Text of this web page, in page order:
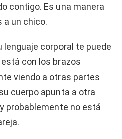
contigo. Es una manera
a un chico.
lenguaje corporal te puede
con los brazos
viendo a otras partes
cuerpo apunta a otra
probablemente no está